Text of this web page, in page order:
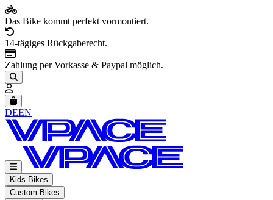
Das Bike kommt perfekt vormontiert.
14-tägiges Rückgaberecht.
Zahlung per Vorkasse & Paypal möglich.
Artikel im Warenkorb, Warenkorb anzeigen
DEEN
Kids Bikes
Custom Bikes